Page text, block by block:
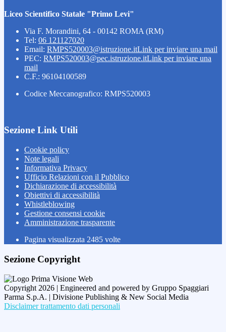
Liceo Scientifico Statale "Primo Levi"
Via F. Morandini, 64 - 00142 ROMA (RM)
Tel: 06 121127020
Email: RMPS520003@istruzione.itLink per inviare una mail
PEC: RMPS520003@pec.istruzione.itLink per inviare una
mail
C.F.: 96104100589
Codice Meccanografico: RMPS520003
Sezione Link Utili
Cookie policy
Note legali
Informativa Privacy
Ufficio Relazioni con il Pubblico
Dichiarazione di accessibilità
Obiettivi di accessibilità
Whistleblowing
Gestione consensi cookie
Amministrazione trasparente
Pagina visualizzata 2485 volte
Sezione Copyright
Copyright 2026 | Engineered and powered by Gruppo Spaggiari
Parma S.p.A. | Divisione Publishing & New Social Media
Disclaimer trattamento dati personali